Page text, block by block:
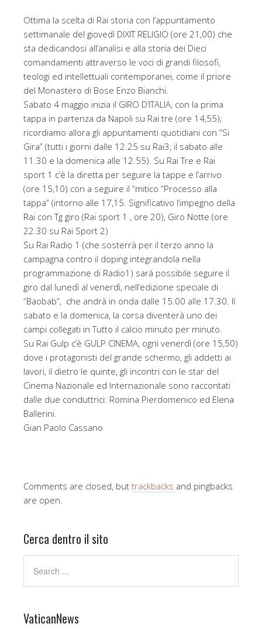
Ottima la scelta di Rai storia con l’appuntamento
settimanale del giovedì DIXIT RELIGIO (ore 21,00) che
sta dedicandosi all’analisi e alla storia dei Dieci
comandamenti attraverso le voci di grandi filosofi,
teologi ed intellettuali contemporanei, come il priore
del Monastero di Bose Enzo Bianchi.
Sabato 4 maggio inizia il GIRO D’ITALIA, con la prima
tappa in partenza da Napoli su Rai tre (ore 14,55);
ricordiamo allora gli appuntamenti quotidiani con “Si
Gira” (tutti i giorni dalle 12.25 su Rai3, il sabato alle
11.30 e la domenica alle 12.55). Su Rai Tre e Rai
sport 1 c’è la diretta per seguire la tappe e l’arrivo
(ore 15,10) con a seguire il “mitico ”Processo alla
tappa” (intorno alle 17,15. Significativo l’impegno della
Rai con Tg giro (Rai sport 1 , ore 20), Giro Notte (ore
22.30 su Rai Sport 2)
Su Rai Radio 1 (che sosterrà per il terzo anno la
campagna contro il doping integrandola nella
programmazione di Radio1) sarà possibile seguire il
giro dal lunedì al venerdì, nell’edizione speciale di
“Baobab”, che andrà in onda dalle 15.00 alle 17.30. Il
sabato e la domenica, la corsa diventerà uno dei
campi collegati in Tutto il calcio minuto per minuto.
Su Rai Gulp c’è GULP CINEMA, ogni venerdì (ore 15,50)
dove i protagonisti del grande schermo, gli addetti ai
lavori, il dietro le quinte, gli incontri con le star del
Cinema Nazionale ed Internazionale sono raccontati
dalle due conduttrici: Romina Pierdomenico ed Elena
Ballerini.
Gian Paolo Cassano
Comments are closed, but trackbacks and pingbacks
are open.
Cerca dentro il sito
VaticanNews